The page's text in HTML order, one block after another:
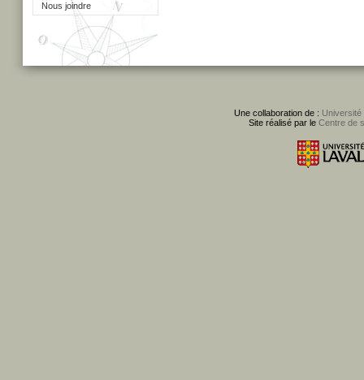
Nous joindre
Une collaboration de : Université
Site réalisé par le Centre de